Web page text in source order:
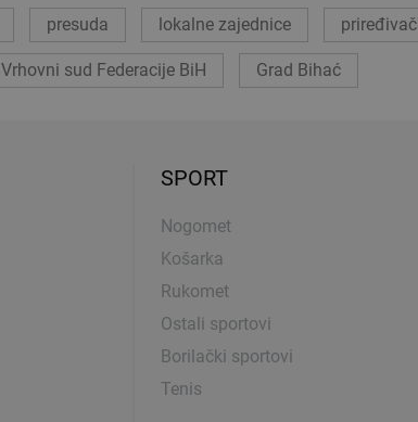
presuda lokalne zajednice
Vrhovni sud Federacije BiH Grad Bihać
SPORT
Nogomet
Košarka
Rukomet
Ostali sportovi
Borilački sportovi
Tenis